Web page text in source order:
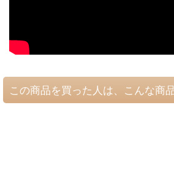
この商品を買った人は、こんな商